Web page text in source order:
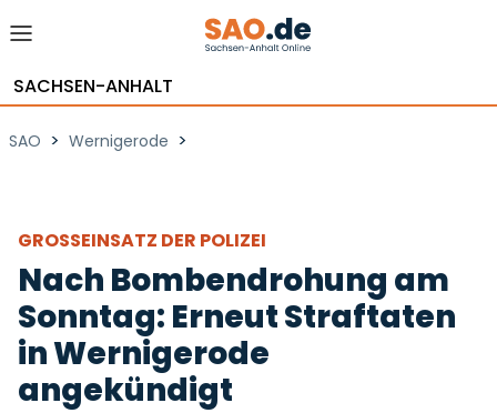
SACHSEN-ANHALT
SAO > Wernigerode >
GROSSEINSATZ DER POLIZEI
Nach Bombendrohung am
Sonntag: Erneut Straftaten
in Wernigerode
angekündigt